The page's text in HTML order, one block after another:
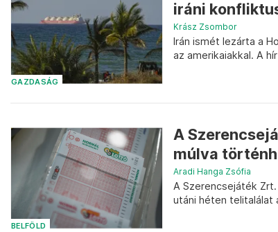
GAZDASÁG
iráni
Krász Zsombor
Irán ismét lezárta a
az amerikaiakkal. A
BELFÖLD
A
múlva
Aradi Hanga Zsófia
A Szerencsejáték
utáni héten telitalálat